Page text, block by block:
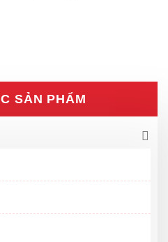
SẢN PHẨM